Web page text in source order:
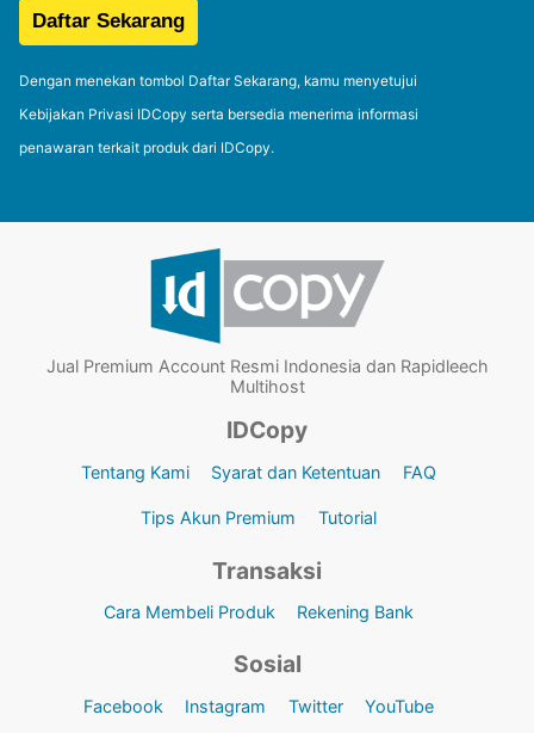
Dengan menekan tombol Daftar Sekarang, kamu menyetujui
Kebijakan Privasi IDCopy serta bersedia menerima informasi
penawaran terkait produk dari IDCopy.
Jual Premium Account Resmi Indonesia dan Rapidleech
Multihost
IDCopy
Tentang Kami Syarat dan Ketentuan FAQ
Tips Akun Premium Tutorial
Transaksi
Cara Membeli Produk Rekening Bank
Sosial
Facebook Instagram Twitter YouTube